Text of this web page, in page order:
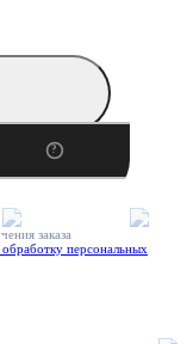
заказа
обработку персональных